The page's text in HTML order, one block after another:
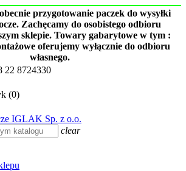
przygotowanie paczek do wysyłki
Zachęcamy do osobistego odbioru
sklepie. Towary gabarytowe w tym :
oferujemy wyłącznie do odbioru
własnego.
22 8724330
(0)
clear